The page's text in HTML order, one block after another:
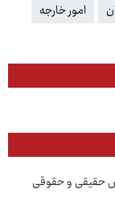
امور خارجه
حقیقی و حقوقی